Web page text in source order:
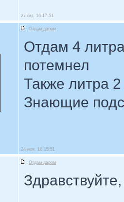
27 окт, 16 17:51
Отдам даром
Отдам 4
потемнел
Также литра 2
Знающие
24 ноя, 16 15:51
Отдам даром